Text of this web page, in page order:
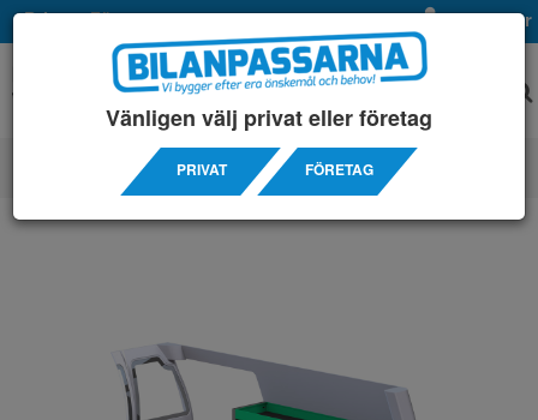
Privat Företag Mina sidor
SERVICEINREDNINGAR/ VOLKSWAGEN/ CADDY MAXI 15-
Vänligen välj privat eller företag
PRIVAT FÖRETAG